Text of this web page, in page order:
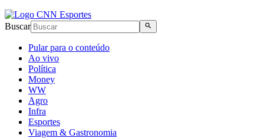
Buscar
Pular para o conteúdo
Ao vivo
Política
Money
WW
Agro
Infra
Esportes
Viagem & Gastronomia